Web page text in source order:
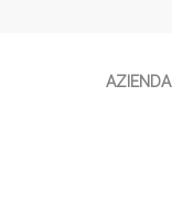
AZIENDA